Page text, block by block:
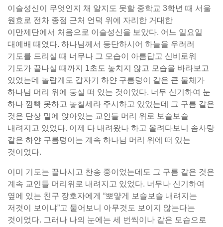
이슬성신이 무엇인지 채 알지도 못할 중학교 3학년 때 서울
원효로 전차 종점 근처 언덕 위에 자리한 거대한
이만제단에서 처음으로 이슬성신을 보았다. 어느 일요일
대예배 때였다. 하나님께서 등단하시어 하늘을 우러러
기도를 드리실 때 너무나 그 모습이 아름답고 신비로워
기도가 끝나실 때까지 1초도 놓치지 않고 모습을 바라보고
있었는데 놀랍게도 갑자기 하얀 구름덩이 같은 큰 물체가
하나님 머리 위에 둥실 떠 있는 것이었다. 너무 신기하여 눈
하나 깜빡 못하고 놓칠세라 주시하고 있었는데 그 구름 같은
것은 단상 밑에 앉아있는 교인들 머리 위로 보슬보슬
내려지고 있었다. 이제 다 내려왔나 하고 올려다보니 솜사탕
같은 하얀 구름덩이는 계속 하나님 머리 위에 떠 있는
것이었다.
이미 기도는 끝나시고 찬송 중이었는데도 그 구름 같은 것은
계속 교인들 머리위로 내려지고 있었다. 너무나 신기하여
옆에 있는 친구 장호자에게 “뽀얗게 보슬보슬 내려지는
저것이 보이냐”고 물어보니 아무것도 보이지 않는다는
것이었다. 그러나 나의 눈에는 세 번씩이나 같은 모습으로